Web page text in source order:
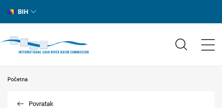
BIH
Početna
Povratak